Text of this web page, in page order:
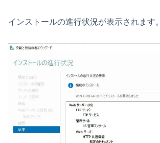
インストールの進行状況が表示されます。